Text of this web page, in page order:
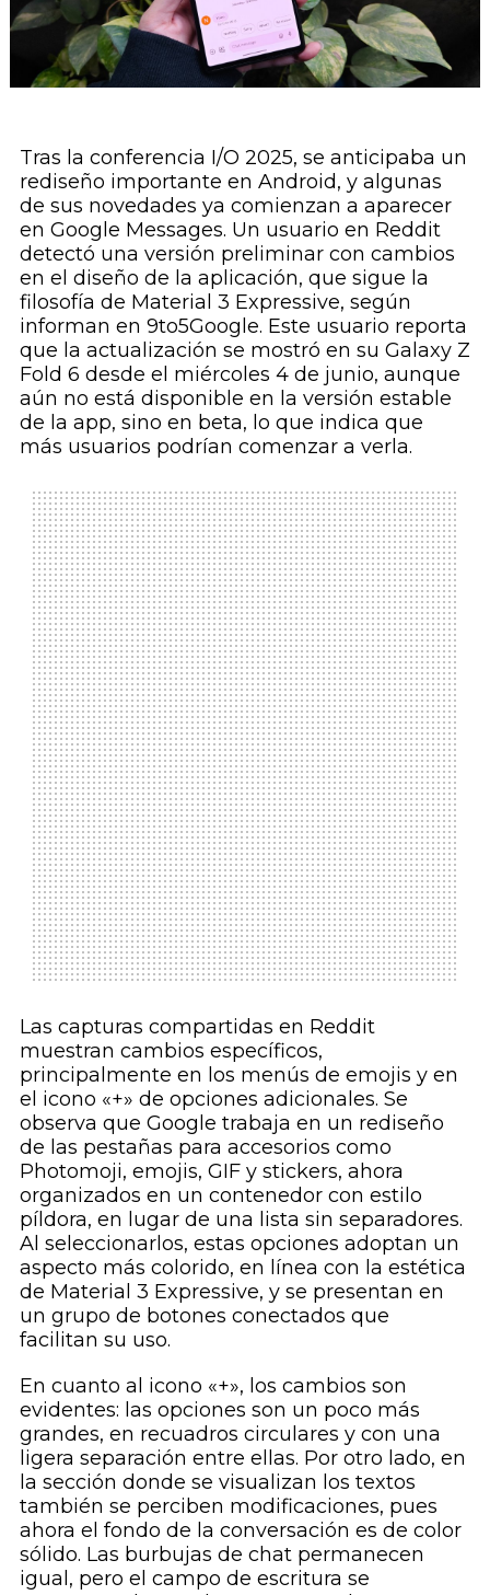
Tras la conferencia I/O 2025, se anticipaba un
rediseño importante en Android, y algunas
de sus novedades ya comienzan a aparecer
en Google Messages. Un usuario en Reddit
detectó una versión preliminar con cambios
en el diseño de la aplicación, que sigue la
filosofía de Material 3 Expressive, según
informan en 9to5Google. Este usuario reporta
que la actualización se mostró en su Galaxy Z
Fold 6 desde el miércoles 4 de junio, aunque
aún no está disponible en la versión estable
de la app, sino en beta, lo que indica que
más usuarios podrían comenzar a verla.
Las capturas compartidas en Reddit
muestran cambios específicos,
principalmente en los menús de emojis y en
el icono «+» de opciones adicionales. Se
observa que Google trabaja en un rediseño
de las pestañas para accesorios como
Photomoji, emojis, GIF y stickers, ahora
organizados en un contenedor con estilo
píldora, en lugar de una lista sin separadores.
Al seleccionarlos, estas opciones adoptan un
aspecto más colorido, en línea con la estética
de Material 3 Expressive, y se presentan en
un grupo de botones conectados que
facilitan su uso.
En cuanto al icono «+», los cambios son
evidentes: las opciones son un poco más
grandes, en recuadros circulares y con una
ligera separación entre ellas. Por otro lado, en
la sección donde se visualizan los textos
también se perciben modificaciones, pues
ahora el fondo de la conversación es de color
sólido. Las burbujas de chat permanecen
igual, pero el campo de escritura se